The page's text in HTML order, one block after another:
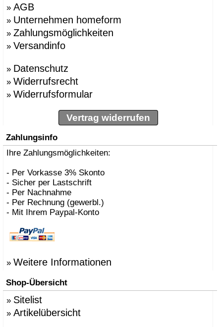
» AGB
» Unternehmen homeform
» Zahlungsmöglichkeiten
» Versandinfo
» Datenschutz
» Widerrufsrecht
» Widerrufsformular
Vertrag widerrufen
Zahlungsinfo
Ihre Zahlungsmöglichkeiten:
- Per Vorkasse 3% Skonto
- Sicher per Lastschrift
- Per Nachnahme
- Per Rechnung (gewerbl.)
- Mit Ihrem Paypal-Konto
» Weitere Informationen
Shop-Übersicht
» Sitelist
» Artikelübersicht